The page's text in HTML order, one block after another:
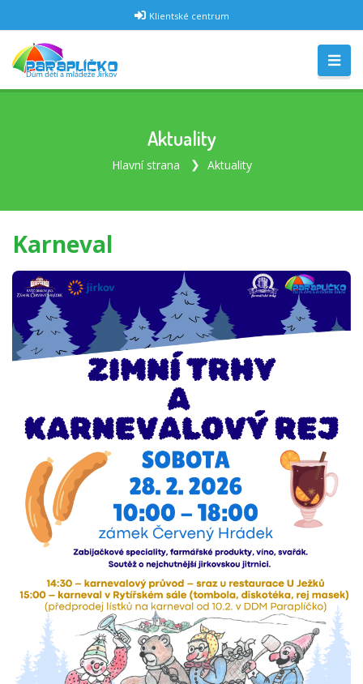
Klientské centrum
Aktuality
Hlavní strana Aktuality
Karneval